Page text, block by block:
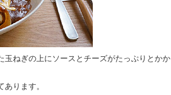
ねぎの上にソースとチーズがたっぷりとかか
ります。